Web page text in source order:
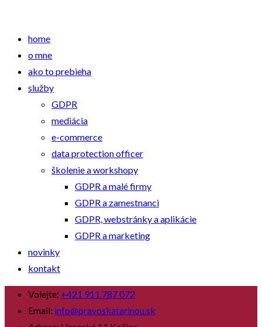
home
o mne
ako to prebieha
služby
GDPR
mediácia
e-commerce
data protection officer
školenie a workshopy
GDPR a malé firmy
GDPR a zamestnanci
GDPR, webstránky a aplikácie
GDPR a marketing
novinky
kontakt
Volejte: +421 911 787 072
Email: info@pravoskatarinou.sk